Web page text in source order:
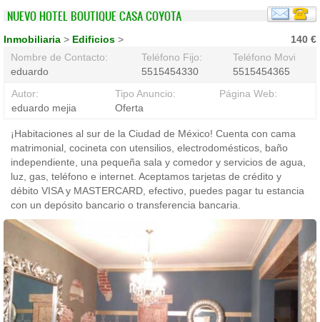
NUEVO HOTEL BOUTIQUE CASA COYOTA
140 €
Inmobiliaria > Edificios >
Nombre de Contacto:
eduardo
Teléfono Fijo:
5515454330
Teléfono Movil:
5515454365
Autor:
eduardo mejia
Tipo Anuncio:
Oferta
Página Web:
¡Habitaciones al sur de la Ciudad de México! Cuenta con cama
matrimonial, cocineta con utensilios, electrodomésticos, baño
independiente, una pequeña sala y comedor y servicios de agua,
luz, gas, teléfono e internet. Aceptamos tarjetas de crédito y
débito VISA y MASTERCARD, efectivo, puedes pagar tu estancia
con un depósito bancario o transferencia bancaria.